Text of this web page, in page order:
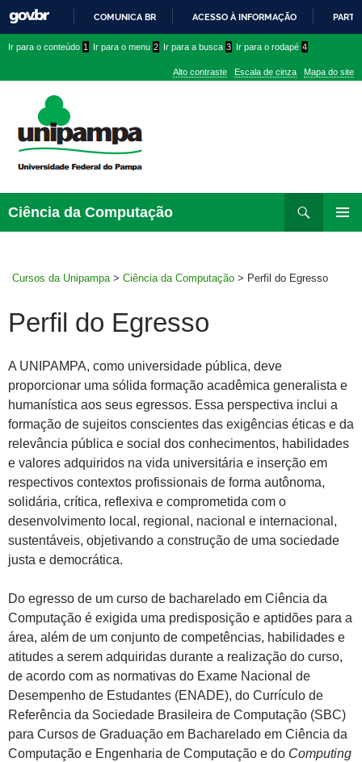
PARA
CONTEÚDO
COMUNICA BR ACESSO À INFORMAÇÃO
conteúdo
menu
superior
menu
Ir para o conteúdo 1 Ir para o menu 2 Ir para a busca 3 Ir para o rodapé 4
Alto contraste Escala de cinza Mapa do site
Ciência da Computação
Cursos da Unipampa > Ciência da Computação > Perfil do Egresso
Perfil do Egresso
A UNIPAMPA, como universidade pública, deve
proporcionar uma sólida formação acadêmica generalista e
humanística aos seus egressos. Essa perspectiva inclui a
formação de sujeitos conscientes das exigências éticas e da
relevância pública e social dos conhecimentos, habilidades
e valores adquiridos na vida universitária e inserção em
respectivos contextos profissionais de forma autônoma,
solidária, crítica, reflexiva e comprometida com o
desenvolvimento local, regional, nacional e internacional,
sustentáveis, objetivando a construção de uma sociedade
justa e democrática.
Do egresso de um curso de bacharelado em Ciência da
Computação é exigida uma predisposição e aptidões para a
área, além de um conjunto de competências, habilidades e
atitudes a serem adquiridas durante a realização do curso,
de acordo com as normativas do Exame Nacional de
Desempenho de Estudantes (ENADE), do Currículo de
Referência da Sociedade Brasileira de Computação (SBC)
para Cursos de Graduação em Bacharelado em Ciência da
Computação e Engenharia de Computação e do Computing